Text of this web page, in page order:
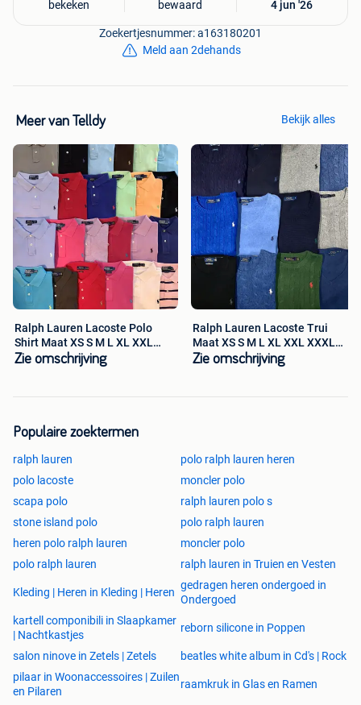
bekeken bewaard 4 jun '26
Zoekertjesnummer: a163180201
Meld aan 2dehands
Meer van Telldy Bekijk alles
Ralph Lauren Lacoste Polo
Shirt Maat XS S M L XL XXL
XXXL
Zie omschrijving
Ralph Lauren Lacoste Trui
Maat XS S M L XL XXL XXXL
XXXXL
Zie omschrijving
Populaire zoektermen
ralph lauren
polo ralph lauren heren
polo lacoste
moncler polo
scapa polo
ralph lauren polo s
stone island polo
polo ralph lauren
heren polo ralph lauren
moncler polo
polo ralph lauren
ralph lauren in Truien en Vesten
Kleding | Heren in Kleding | Heren
gedragen heren ondergoed in
Ondergoed
kartell componibili in Slaapkamer
| Nachtkastjes
reborn silicone in Poppen
salon ninove in Zetels | Zetels
beatles white album in Cd's | Rock
pilaar in Woonaccessoires | Zuilen
en Pilaren
raamkruk in Glas en Ramen